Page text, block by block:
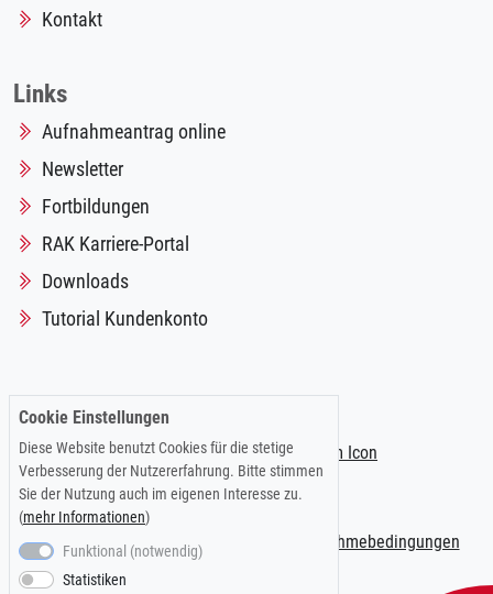
Kontakt
Links
Aufnahmeantrag online
Newsletter
Fortbildungen
RAK Karriere-Portal
Downloads
Tutorial Kundenkonto
Impressum |Datenschutzerklärung Teilnahmebedingungen
Cookie Einstellungen
Diese Website benutzt Cookies für die stetige
Verbesserung der Nutzererfahrung. Bitte stimmen
Sie der Nutzung auch im eigenen Interesse zu.
(mehr Informationen)
Funktional (notwendig)
Statistiken